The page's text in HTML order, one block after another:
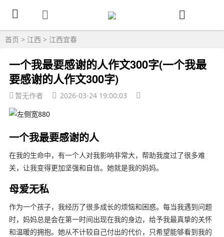
首页 > 江西 > 江西宜春
一个我最要感谢的人作文300字(一个我最
要感谢的人作文300字)
暂无作者 2026-03-24 19:00:03
一个我最要感谢的人
在我的生命中，有一个人对我影响非常大，帮助我度过了很多难
关，让我变得更加坚强和自信。她就是我的妈妈。
母爱无私
作为一个孩子，我经历了很多成长的烦恼和困惑。每当我遇到问题
时，妈妈总是会在第一时间出现在我的身边，给予我最真挚的关怀
和温暖的拥抱。她从不计较自己付出的代价，只希望能够看到我的